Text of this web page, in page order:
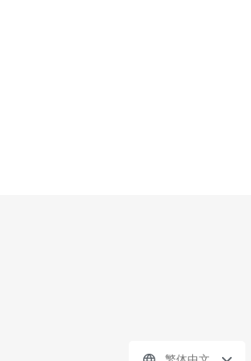
商年付/两年/三年折扣，多数提供首年折